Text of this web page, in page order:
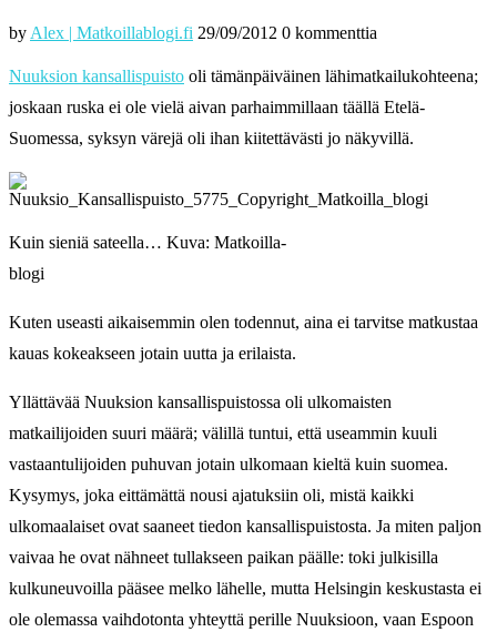
by Alex | Matkoillablogi.fi 29/09/2012 0 kommenttia
Nuuksion kansallispuisto oli tämänpäiväinen lähimatkailukohteena;
joskaan ruska ei ole vielä aivan parhaimmillaan täällä Etelä-
Suomessa, syksyn värejä oli ihan kiitettävästi jo näkyvillä.
Kuin sieniä sateella… Kuva: Matkoilla-
blogi
Kuten useasti aikaisemmin olen todennut, aina ei tarvitse matkustaa
kauas kokeakseen jotain uutta ja erilaista.
Yllättävää Nuuksion kansallispuistossa oli ulkomaisten
matkailijoiden suuri määrä; välillä tuntui, että useammin kuuli
vastaantulijoiden puhuvan jotain ulkomaan kieltä kuin suomea.
Kysymys, joka eittämättä nousi ajatuksiin oli, mistä kaikki
ulkomaalaiset ovat saaneet tiedon kansallispuistosta. Ja miten paljon
vaivaa he ovat nähneet tullakseen paikan päälle: toki julkisilla
kulkuneuvoilla pääsee melko lähelle, mutta Helsingin keskustasta ei
ole olemassa vaihdotonta yhteyttä perille Nuuksioon, vaan Espoon